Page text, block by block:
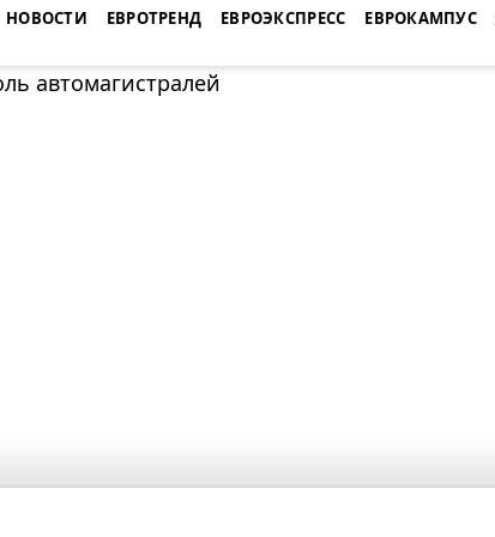
НОВОСТИ ЕВРОТРЕНД ЕВРОЭКСПРЕСС ЕВРОКАМПУС